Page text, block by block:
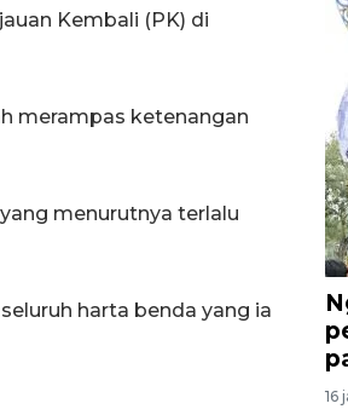
Kembali (PK) di
merampas ketenangan
menurutnya terlalu
harta benda yang ia
16